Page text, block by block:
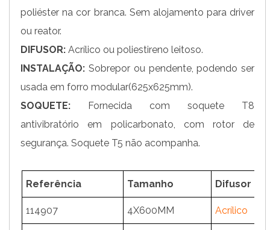
poliéster na cor branca. Sem alojamento para driver
ou reator.
DIFUSOR: Acrílico ou poliestireno leitoso.
INSTALAÇÃO: Sobrepor ou pendente, podendo ser
usada em forro modular(625x625mm).
SOQUETE: Fornecida com soquete T8
antivibratório em policarbonato, com rotor de
segurança. Soquete T5 não acompanha.
Referência Tamanho Difusor
114907 4X600MM Acrílico